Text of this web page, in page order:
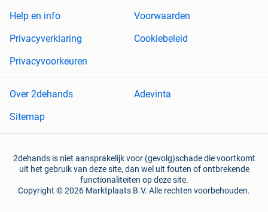
Help en info
Voorwaarden
Privacyverklaring
Cookiebeleid
Privacyvoorkeuren
Over 2dehands
Adevinta
Sitemap
2dehands is niet aansprakelijk voor (gevolg)schade die voortkomt
uit het gebruik van deze site, dan wel uit fouten of ontbrekende
functionaliteiten op deze site.
Copyright © 2026 Marktplaats B.V. Alle rechten voorbehouden.